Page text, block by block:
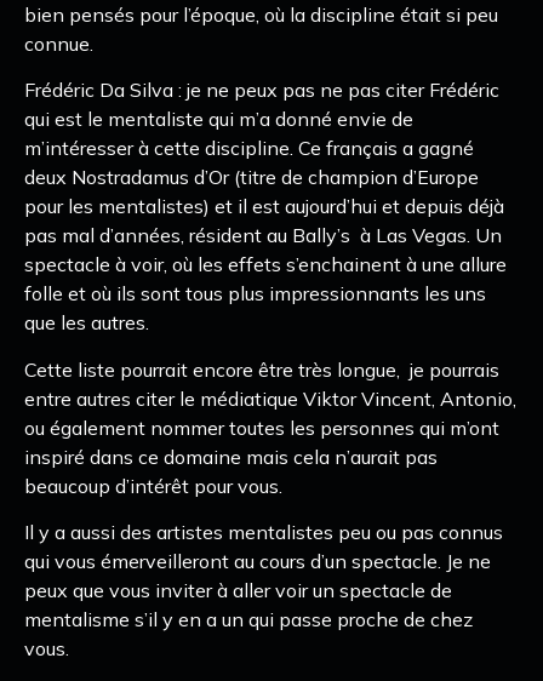
bien pensés pour l’époque, où la discipline était si peu
connue.
Frédéric Da Silva : je ne peux pas ne pas citer Frédéric
qui est le mentaliste qui m’a donné envie de
m’intéresser à cette discipline. Ce français a gagné
deux Nostradamus d’Or (titre de champion d’Europe
pour les mentalistes) et il est aujourd’hui et depuis déjà
pas mal d’années, résident au Bally’s à Las Vegas. Un
spectacle à voir, où les effets s’enchainent à une allure
folle et où ils sont tous plus impressionnants les uns
que les autres.
Cette liste pourrait encore être très longue, je pourrais
entre autres citer le médiatique Viktor Vincent, Antonio,
ou également nommer toutes les personnes qui m’ont
inspiré dans ce domaine mais cela n’aurait pas
beaucoup d’intérêt pour vous.
Il y a aussi des artistes mentalistes peu ou pas connus
qui vous émerveilleront au cours d’un spectacle. Je ne
peux que vous inviter à aller voir un spectacle de
mentalisme s’il y en a un qui passe proche de chez
vous.